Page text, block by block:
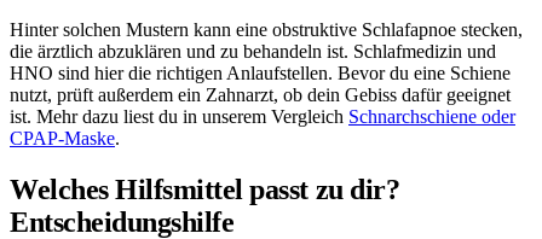
Hinter solchen Mustern kann eine obstruktive Schlafapnoe stecken,
die ärztlich abzuklären und zu behandeln ist. Schlafmedizin und
HNO sind hier die richtigen Anlaufstellen. Bevor du eine Schiene
nutzt, prüft außerdem ein Zahnarzt, ob dein Gebiss dafür geeignet
ist. Mehr dazu liest du in unserem Vergleich Schnarchschiene oder
CPAP-Maske.
Welches Hilfsmittel passt zu dir?
Entscheidungshilfe